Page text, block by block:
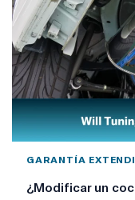
GARANTÍA
¿Modificar un